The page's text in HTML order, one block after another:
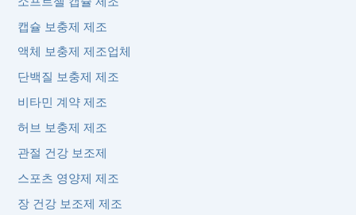
캡슐 보충제 제조
액체 보충제 제조업체
단백질 보충제 제조
비타민 계약 제조
허브 보충제 제조
관절 건강 보조제
스포츠 영양제 제조
장 건강 보조제 제조